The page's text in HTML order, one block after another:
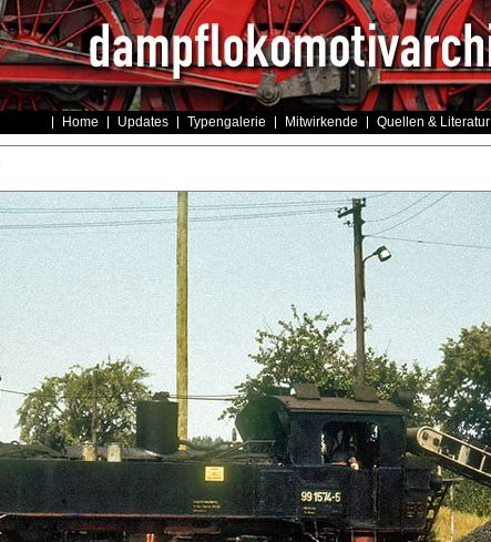
Home Updates Typengalerie Mitwirkende Quellen & Literatur